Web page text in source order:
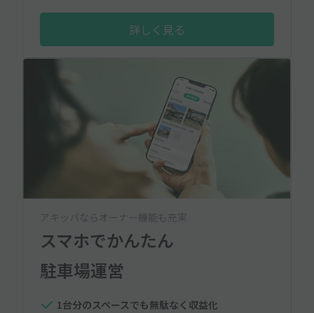
詳しく見る
アキッパならオーナー機能も充実
スマホでかんたん
駐車場運営
1台分のスペースでも無駄なく収益化